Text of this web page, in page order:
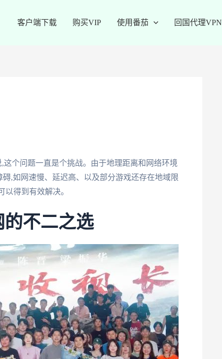
客户端下载 购买VIP 使用番茄 回国代理VPN
个问题一直是个挑战。由于地理距离和网络环境
,如网速慢、延迟高、以及部分游戏还存在地域限
得到有效解决。
不二之选